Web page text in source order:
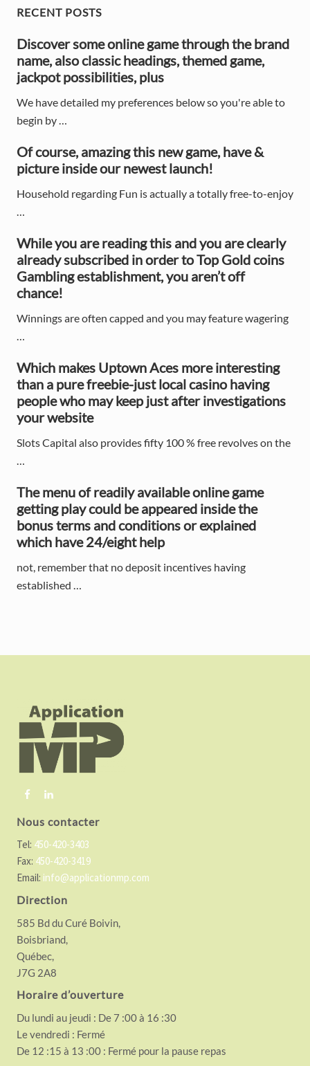
P
s
t
:
P
s
t
:
P
r
i
m
a
r
y
S
i
d
e
b
a
RECENT POSTS
Discover some online game through the brand
name, also classic headings, themed game,
jackpot possibilities, plus
We have detailed my preferences below so you're able to
begin by …
Of course, amazing this new game, have &
picture inside our newest launch!
Household regarding Fun is actually a totally free-to-enjoy
…
While you are reading this and you are clearly
already subscribed in order to Top Gold coins
Gambling establishment, you aren’t off
chance!
Winnings are often capped and you may feature wagering
…
Which makes Uptown Aces more interesting
than a pure freebie-just local casino having
people who may keep just after investigations
your website
Slots Capital also provides fifty 100 % free revolves on the
…
The menu of readily available online game
getting play could be appeared inside the
bonus terms and conditions or explained
which have 24/eight help
not, remember that no deposit incentives having
established …
Nous contacter
Tel: 450-420-3403
Fax: 450-420-3419
Email: info@applicationmp.com
Direction
585 Bd du Curé Boivin,
Boisbriand,
Québec,
J7G 2A8
Horaire d’ouverture
Du lundi au jeudi : De 7 :00 à 16 :30
Le vendredi : Fermé
De 12 :15 à 13 :00 : Fermé pour la pause repas